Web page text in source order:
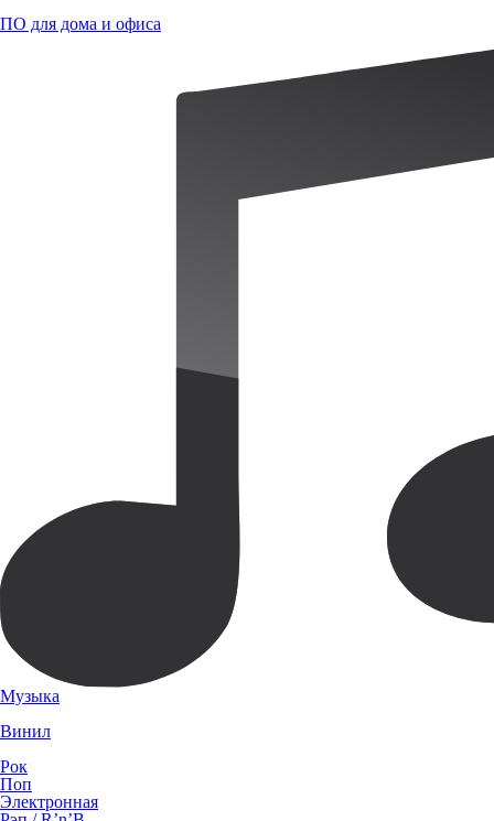
ПО для дома и офиса
Музыка
Винил
Рок
Поп
Электронная